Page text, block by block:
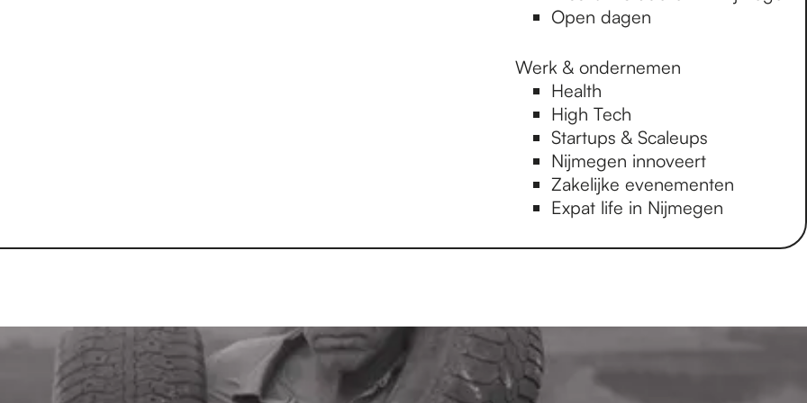
Open dagen
Werk & ondernemen
Health
High Tech
Startups & Scaleups
Nijmegen innoveert
Zakelijke evenementen
Expat life in Nijmegen